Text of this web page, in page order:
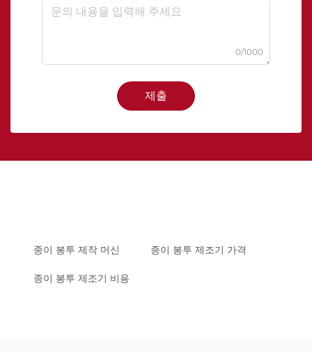
0/1000
제출
종이 봉투 제작 머신 종이 봉투 제조기 가격
종이 봉투 제조기 비용